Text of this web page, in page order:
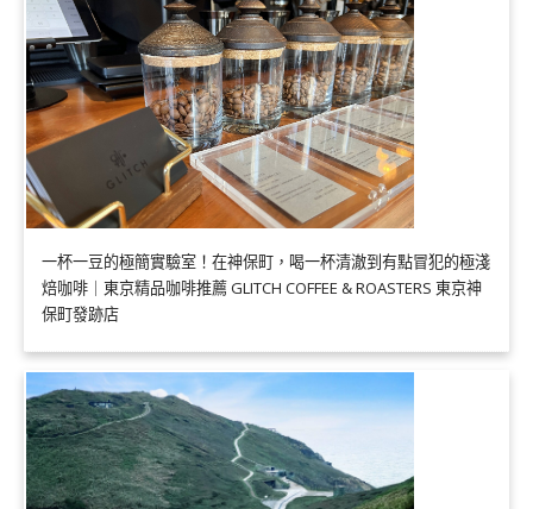
一杯一豆的極簡實驗室！在神保町，喝一杯清澈到有點冒犯的極淺
焙咖啡｜東京精品咖啡推薦 GLITCH COFFEE & ROASTERS 東京神
保町發跡店